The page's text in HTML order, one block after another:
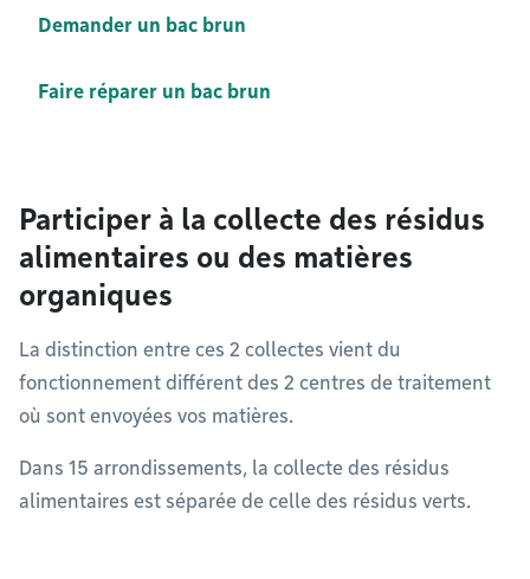
Demander un bac brun
Faire réparer un bac brun
Participer à la collecte des résidus
alimentaires ou des matières
organiques
La distinction entre ces 2 collectes vient du
fonctionnement différent des 2 centres de traitement
où sont envoyées vos matières.
Dans 15 arrondissements, la collecte des résidus
alimentaires est séparée de celle des résidus verts.